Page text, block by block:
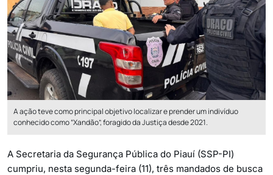
A ação teve como principal objetivo localizar e prender um indivíduo
conhecido como “Xandão”, foragido da Justiça desde 2021.
A Secretaria da Segurança Pública do Piauí (SSP-PI)
cumpriu, nesta segunda-feira (11), três mandados de busca